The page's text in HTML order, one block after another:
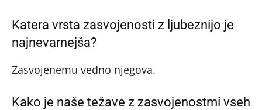
Katera vrsta zasvojenosti z ljubeznijo je
najnevarnejša?
Zasvojenemu vedno njegova.
Kako je naše težave z zasvojenostmi vseh